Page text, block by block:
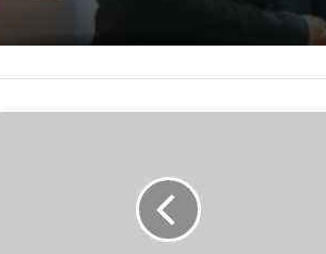
سوريا.. الهيئة الألمانيّة تنظم فعاليّة
القنصليّة .. أمريكا تمنح الاعتماد القنصلي
للسفارة السوريّة في واشنطن.